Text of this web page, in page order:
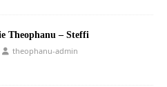
Theophanu – Steffi
theophanu-admin